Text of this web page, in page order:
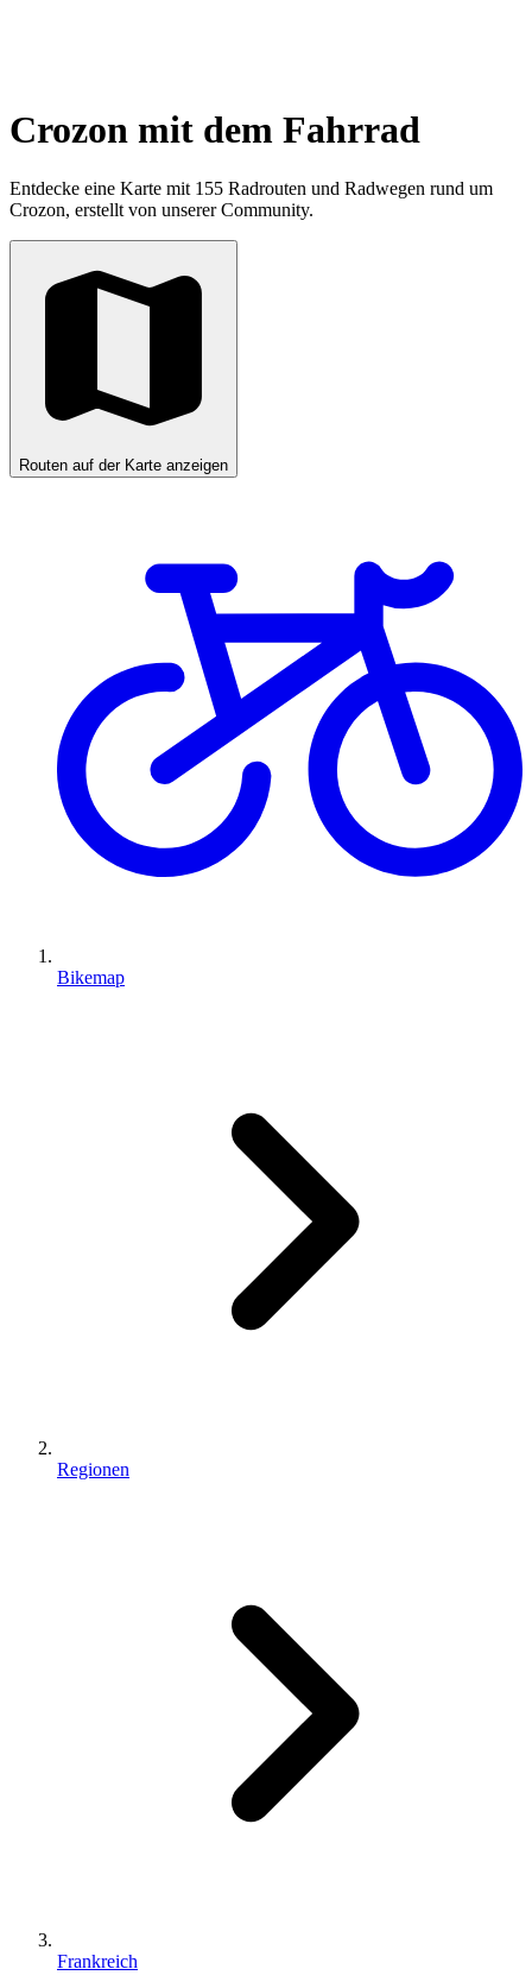
Crozon mit dem Fahrrad
Entdecke eine Karte mit 155 Radrouten und Radwegen rund um
Crozon, erstellt von unserer Community.
Routen auf der Karte anzeigen
Bikemap
Regionen
Frankreich